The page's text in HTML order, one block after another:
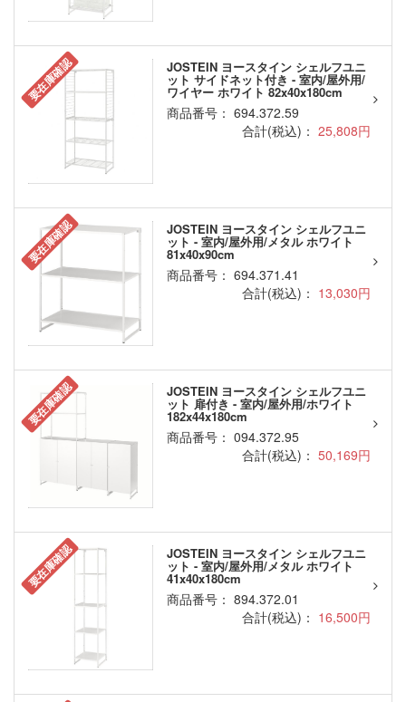
要在庫確認 JOSTEIN ヨースタイン シェルフユニ
ット サイドネット付き - 室内/屋外用/
ワイヤー ホワイト 82x40x180cm
商品番号： 694.372.59
合計(税込)： 25,808円
要在庫確認 JOSTEIN ヨースタイン シェルフユニ
ット - 室内/屋外用/メタル ホワイト
81x40x90cm
商品番号： 694.371.41
合計(税込)： 13,030円
要在庫確認 JOSTEIN ヨースタイン シェルフユニ
ット 扉付き - 室内/屋外用/ホワイト
182x44x180cm
商品番号： 094.372.95
合計(税込)： 50,169円
要在庫確認 JOSTEIN ヨースタイン シェルフユニ
ット - 室内/屋外用/メタル ホワイト
41x40x180cm
商品番号： 894.372.01
合計(税込)： 16,500円